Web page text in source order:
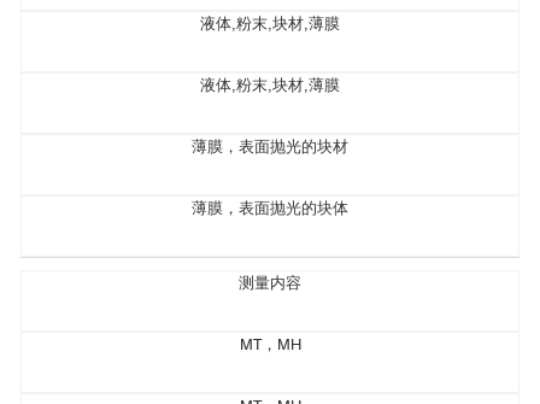
液体,粉末,块材,薄膜
液体,粉末,块材,薄膜
薄膜，表面抛光的块材
薄膜，表面抛光的块体
测量内容
MT，MH